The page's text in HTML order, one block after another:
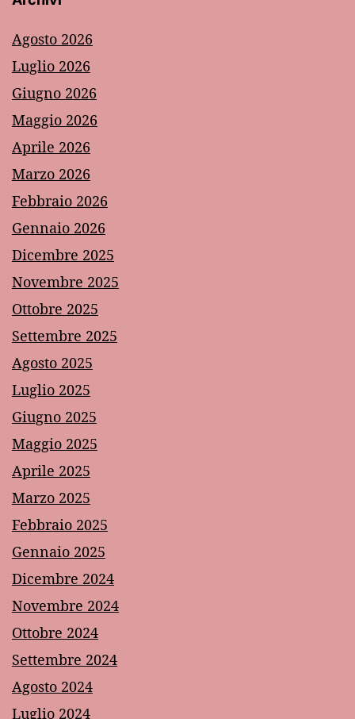
Agosto 2026
Luglio 2026
Giugno 2026
Maggio 2026
Aprile 2026
Marzo 2026
Febbraio 2026
Gennaio 2026
Dicembre 2025
Novembre 2025
Ottobre 2025
Settembre 2025
Agosto 2025
Luglio 2025
Giugno 2025
Maggio 2025
Aprile 2025
Marzo 2025
Febbraio 2025
Gennaio 2025
Dicembre 2024
Novembre 2024
Ottobre 2024
Settembre 2024
Agosto 2024
Luglio 2024